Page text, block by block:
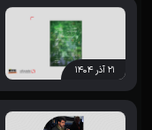
۲۱ آذر ۱۴۰۴